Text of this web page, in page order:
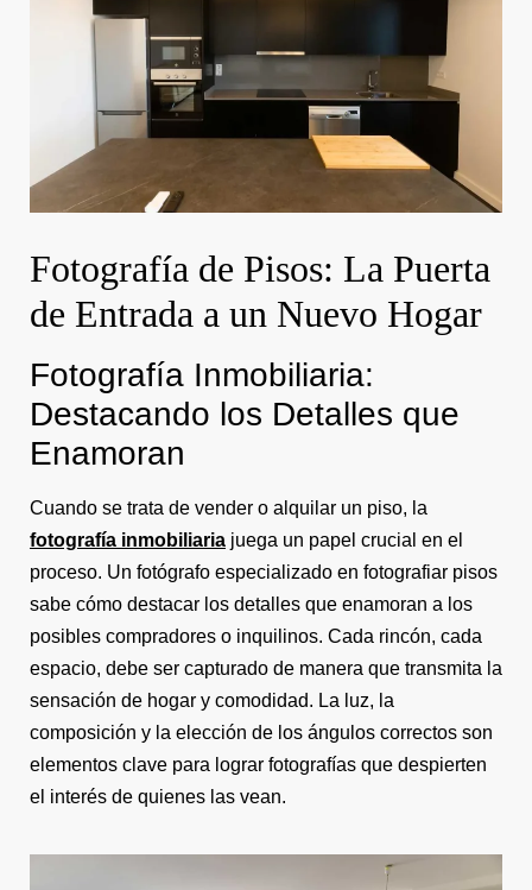
Fotografía de Pisos: La Puerta
de Entrada a un Nuevo Hogar
Fotografía Inmobiliaria:
Destacando los Detalles que
Enamoran
Cuando se trata de vender o alquilar un piso, la
fotografía inmobiliaria juega un papel crucial en el
proceso. Un fotógrafo especializado en fotografiar pisos
sabe cómo destacar los detalles que enamoran a los
posibles compradores o inquilinos. Cada rincón, cada
espacio, debe ser capturado de manera que transmita la
sensación de hogar y comodidad. La luz, la
composición y la elección de los ángulos correctos son
elementos clave para lograr fotografías que despierten
el interés de quienes las vean.